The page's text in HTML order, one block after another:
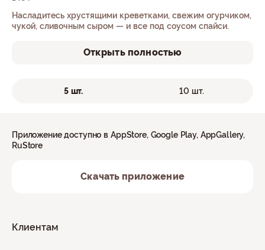
Насладитесь хрустящими креветками, свежим огурчиком,
чукой, сливочным сыром — и все под соусом спайси.
Открыть полностью
5 шт. 10 шт.
Клиентам
Приложение доступно в AppStore, Google Play, AppGallery,
RuStore
Скачать приложение